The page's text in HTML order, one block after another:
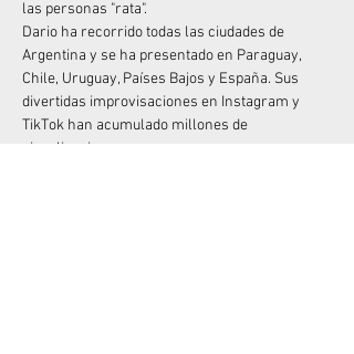
las personas "rata".
Dario ha recorrido todas las ciudades de
Argentina y se ha presentado en Paraguay,
Chile, Uruguay, Países Bajos y España. Sus
divertidas improvisaciones en Instagram y
TikTok han acumulado millones de
visualizaciones.